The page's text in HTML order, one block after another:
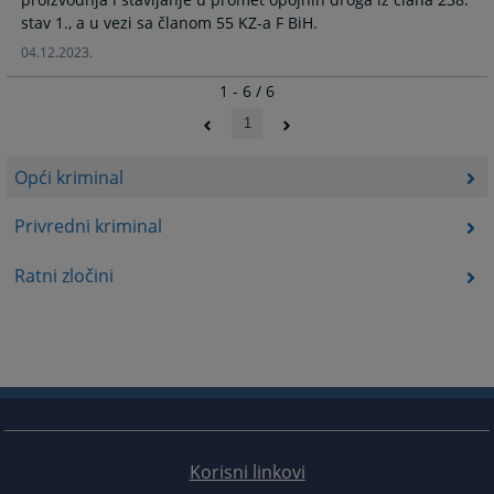
Opći kriminal
Privredni kriminal
Ratni zločini
stav 1., a u vezi sa članom 55 KZ-a F BiH.
04.12.2023.
1 - 6 / 6
1
Korisni linkovi